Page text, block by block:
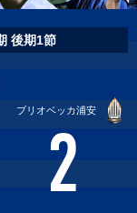
後期1節
2
ブリオベッカ浦安